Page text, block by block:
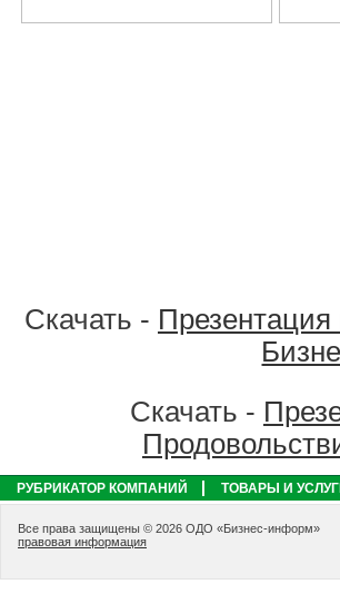
Скачать - Презентация
Скачать -
РУБРИКАТОР КОМПАНИЙ ТОВАРЫ И
Все права защищены © 2026 ОДО «Бизнес-информ»
правовая информация